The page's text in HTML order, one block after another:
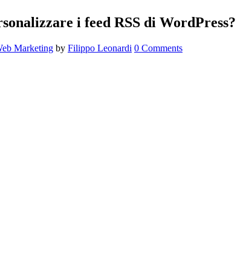
i feed RSS di WordPress?
Marketing by Filippo Leonardi 0 Comments